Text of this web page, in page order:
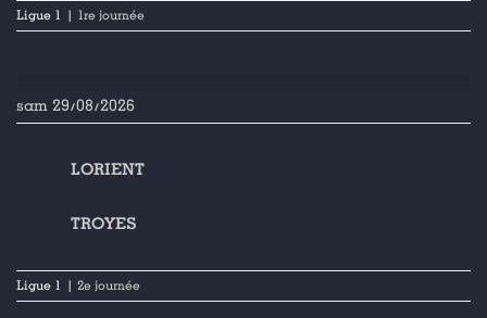
Ligue 1 | 1re journée
sam 29/08/2026
LORIENT
TROYES
Ligue 1 | 2e journée